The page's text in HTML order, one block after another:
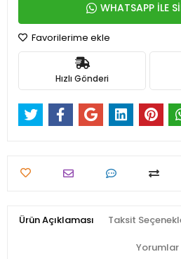
WHATSAPP İLE
Favorilerime ekle
Hızlı Gönderi
Ürün Açıklaması Taksit
Yorumlar